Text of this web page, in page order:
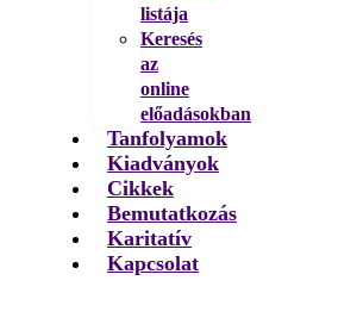
listája
Keresés
az
online
előadásokban
Tanfolyamok
Kiadványok
Cikkek
Bemutatkozás
Karitatív
Kapcsolat